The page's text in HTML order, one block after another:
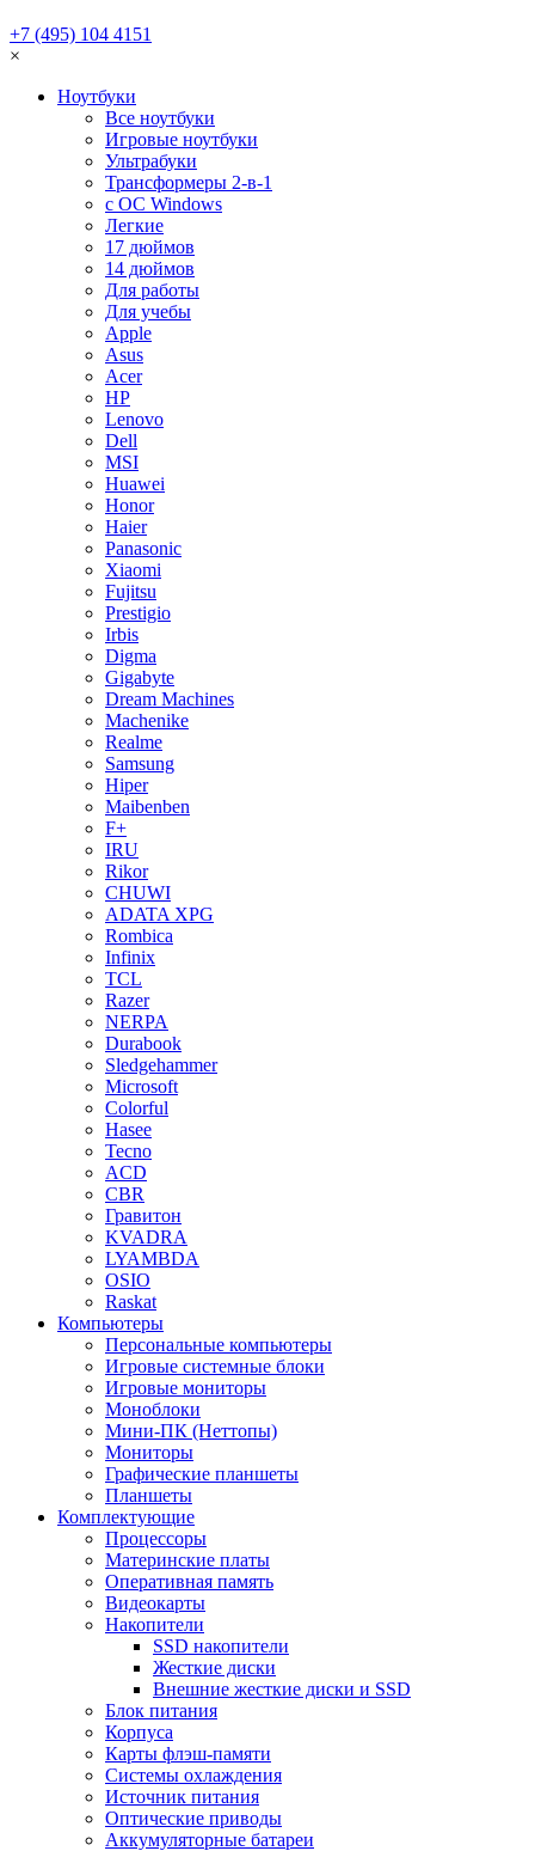
+7 (495) 104 4151
×
Ноутбуки
Все ноутбуки
Игровые ноутбуки
Ультрабуки
Трансформеры 2-в-1
с ОС Windows
Легкие
17 дюймов
14 дюймов
Для работы
Для учебы
Apple
Asus
Acer
HP
Lenovo
Dell
MSI
Huawei
Honor
Haier
Panasonic
Xiaomi
Fujitsu
Prestigio
Irbis
Digma
Gigabyte
Dream Machines
Machenike
Realme
Samsung
Hiper
Maibenben
F+
IRU
Rikor
CHUWI
ADATA XPG
Rombica
Infinix
TCL
Razer
NERPA
Durabook
Sledgehammer
Microsoft
Colorful
Hasee
Tecno
ACD
CBR
Гравитон
KVADRA
LYAMBDA
OSIO
Raskat
Компьютеры
Персональные компьютеры
Игровые системные блоки
Игровые мониторы
Моноблоки
Мини-ПК (Неттопы)
Мониторы
Графические планшеты
Планшеты
Комплектующие
Процессоры
Материнские платы
Оперативная память
Видеокарты
Накопители
SSD накопители
Жесткие диски
Внешние жесткие диски и SSD
Блок питания
Корпуса
Карты флэш-памяти
Системы охлаждения
Источник питания
Оптические приводы
Аккумуляторные батареи